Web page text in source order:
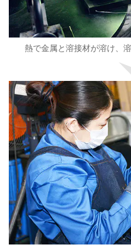
熱で金属と溶接材が溶け、